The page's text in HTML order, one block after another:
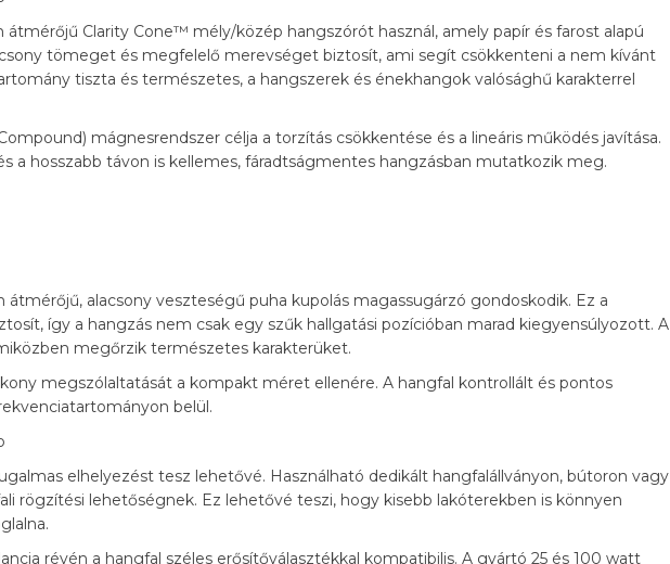
átmérőjű Clarity Cone™ mély/közép hangszórót használ, amely papír és farost alapú
tömeget és megfelelő merevséget biztosít, ami segít csökkenteni a nem kívánt
tiszta és természetes, a hangszerek és énekhangok valósághű karakterrel
mágnesrendszer célja a torzítás csökkentése és a lineáris működés javítása.
a hosszabb távon is kellemes, fáradtságmentes hangzásban mutatkozik meg.
alacsony veszteségű puha kupolás magassugárzó gondoskodik. Ez a
így a hangzás nem csak egy szűk hallgatási pozícióban marad kiegyensúlyozott. A
megőrzik természetes karakterüket.
megszólaltatását a kompakt méret ellenére. A hangfal kontrollált és pontos
belül.
elhelyezést tesz lehetővé. Használható dedikált hangfalállványon, bútoron vagy
rögzítési lehetőségnek. Ez lehetővé teszi, hogy kisebb lakóterekben is könnyen
révén a hangfal széles erősítőválasztékkal kompatibilis. A gyártó 25 és 100 watt